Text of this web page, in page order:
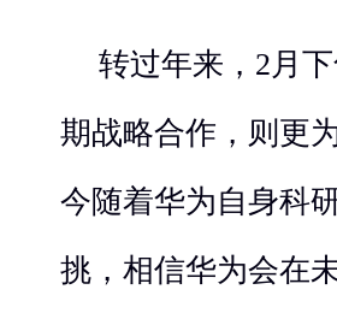
转过年来，2月
期战略合作，则更
今随着华为自身科
挑，相信华为会在